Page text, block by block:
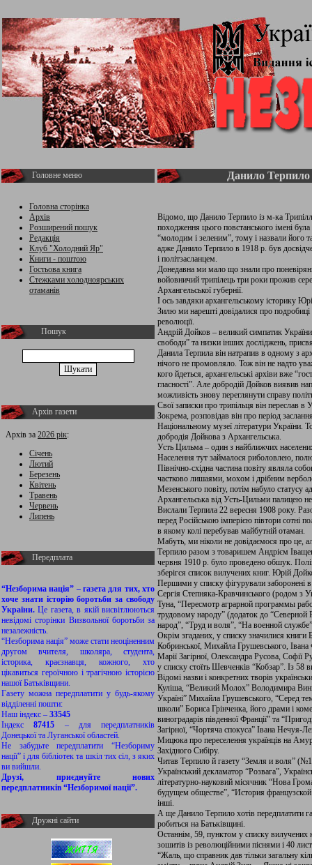
Головне меню
Головна сторінка
Архів
Розширений пошук
Редакція
Клуб "Холодний Яр"
Книги - поштою
Гостьова книга
Стежками холодноярських
отаманів
Пошук
Архів газети
Архів за 2026 рік:
Січень
Лютий
Березень
Квітень
Травень
Червень
Липень
Передплата
“Незборима нація” – газета для тих, хто
хоче знати історію боротьби за свободу
України.Це газета, в якій висвітлюються
невідомі сторінки Визвольної боротьби за
незалежність.
“Незборима нація” може стати неоціненним
другом вчителя, школяра, студента,
історика, краєзнавця, кожного, хто
цікавиться героїчною і трагічною історією
нашої Батьківщини.
Газету можна передплатити у будь-якому
відділенні пошти:
Наш індекс – 33545
Індекс87415 – для передплатників
Донецької та Луганської областей.
Не забудьте передплатити “Незбориму
нації” і для бібліотек та шкіл тих сіл, з яких
ви вийшли.
Друзі, приєднуйте нових
передплатників “Незборимої нації”.
Дружні сайти
Данило Терпило
Відомо, що Данило Терпило із м-ка
походження цього повстанського імені
“молодим і зеленим”, тому і назвали його
адже Данило Терпило в 1918 р. був
і політзасланцем.
Донедавна ми мало що знали про
войовничий трипілець три роки прожив
Архангельської губернії.
І ось завдяки архангельському історику
Зилю ми нарешті довідалися про подробиці
революції.
Андрій Дойков – великий симпатик
свободи” та низки інших досліджень,
Данила Терпила він натрапив в одному з
нічого не промовляло. Тож він не надто
кого йдеться, архангельські архіви вже
гласності”. Але добродій Дойков виявив
можливість знову переглянути справу
Свої записки про трипільця він переслав
Зокрема, розповідав він про період
Національному музеї літератури України.
добродія Дойкова з Архангельська.
Усть Цильма – один з найближчих
Населення тут займалося риболовлею,
Північно-східна частина повіту являла
частково лишаями, мохом і дрібним
Мезенського повіту, потім набуло статусу
Архангельська від Усть-Цильми палицею
Вислали Терпила 22 вересня 1908 року.
перед Російською імперією півтори сотні
в якому колі перебував майбутній отаман.
Мабуть, ми ніколи не довідаємося про це,
Терпило разом з товаришем Андрієм
червня 1910 р. було проведено обшук.
зберігся список вилучених книг. Юрій
Першими у списку фігурували заборонені
Сергія Степняка-Кравчинського (родом з
Туна, “Пересмотр аграрной программы
трудовому народу” (додаток до
народ”, “Труд и воля”, “На военной
Окрім згаданих, у списку значилися книги
Кобринської, Михайла Грушевського,
Марії Загірної, Олександра Русова, Софії
у списку стоїть Шевченків “Кобзар”. Із 58
Відомі назви і конкретних творів
Куліша, “Великий Молох” Володимира
Україні” Михайла Грушевського, “Серед
школи” Бориса Грінченка, його драми і
виноградарів південної Франції” та
Загірної, “Чортяча спокуса” Івана Нечуя-
Мицюка про переселення українців на
Західного Сибіру.
Читав Терпило й газету “Земля и воля”
Український декламатор “Розвага”,
літературно-науковий місячник “Нова
будущем обществе”, “История
інші.
А ще Данило Терпило хотів передплатити
робиться на Батьківщині.
Останнім, 59, пунктом у списку вилучених
зошитів із революційними піснями і 40
“Жаль, що справник дав тільки загальну